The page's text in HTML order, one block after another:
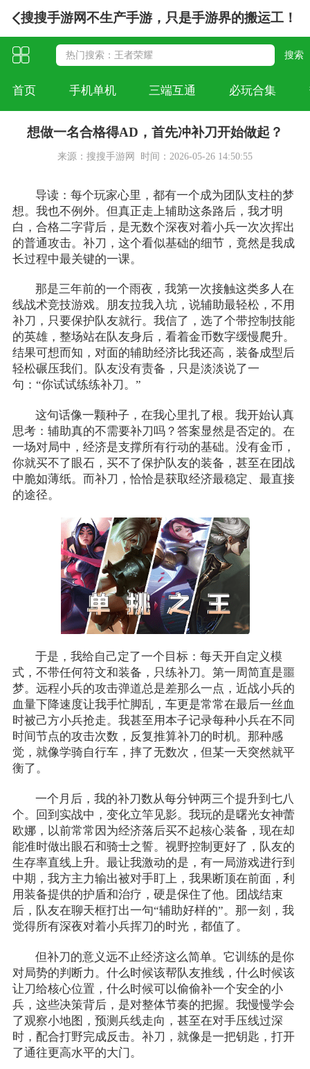
搜搜手游网不生产手游，只是手游界的搬运工！
首页 手机单机 三端互通 必玩合集
想做一名合格得AD，首先冲补刀开始做起？
来源：搜搜手游网 时间：2026-05-26 14:50:55
导读：每个玩家心里，都有一个成为团队支柱的梦
想。我也不例外。但真正走上辅助这条路后，我才明
白，合格二字背后，是无数个深夜对着小兵一次次挥出
的普通攻击。补刀，这个看似基础的细节，竟然是我成
长过程中最关键的一课。
那是三年前的一个雨夜，我第一次接触这类多人在
线战术竞技游戏。朋友拉我入坑，说辅助最轻松，不用
补刀，只要保护队友就行。我信了，选了个带控制技能
的英雄，整场站在队友身后，看着金币数字缓慢爬升。
结果可想而知，对面的辅助经济比我还高，装备成型后
轻松碾压我们。队友没有责备，只是淡淡说了一
句：“你试试练练补刀。”
这句话像一颗种子，在我心里扎了根。我开始认真
思考：辅助真的不需要补刀吗？答案显然是否定的。在
一场对局中，经济是支撑所有行动的基础。没有金币，
你就买不了眼石，买不了保护队友的装备，甚至在团战
中脆如薄纸。而补刀，恰恰是获取经济最稳定、最直接
的途径。
于是，我给自己定了一个目标：每天开自定义模
式，不带任何符文和装备，只练补刀。第一周简直是噩
梦。远程小兵的攻击弹道总是差那么一点，近战小兵的
血量下降速度让我手忙脚乱，车更是常常在最后一丝血
时被己方小兵抢走。我甚至用本子记录每种小兵在不同
时间节点的攻击次数，反复推算补刀的时机。那种感
觉，就像学骑自行车，摔了无数次，但某一天突然就平
衡了。
一个月后，我的补刀数从每分钟两三个提升到七八
个。回到实战中，变化立竿见影。我玩的是曙光女神蕾
欧娜，以前常常因为经济落后买不起核心装备，现在却
能准时做出眼石和骑士之誓。视野控制更好了，队友的
生存率直线上升。最让我激动的是，有一局游戏进行到
中期，我方主力输出被对手盯上，我果断顶在前面，利
用装备提供的护盾和治疗，硬是保住了他。团战结束
后，队友在聊天框打出一句“辅助好样的”。那一刻，我
觉得所有深夜对着小兵挥刀的时光，都值了。
但补刀的意义远不止经济这么简单。它训练的是你
对局势的判断力。什么时候该帮队友推线，什么时候该
让刀给核心位置，什么时候可以偷偷补一个安全的小
兵，这些决策背后，是对整体节奏的把握。我慢慢学会
了观察小地图，预测兵线走向，甚至在对手压线过深
时，配合打野完成反击。补刀，就像是一把钥匙，打开
了通往更高水平的大门。